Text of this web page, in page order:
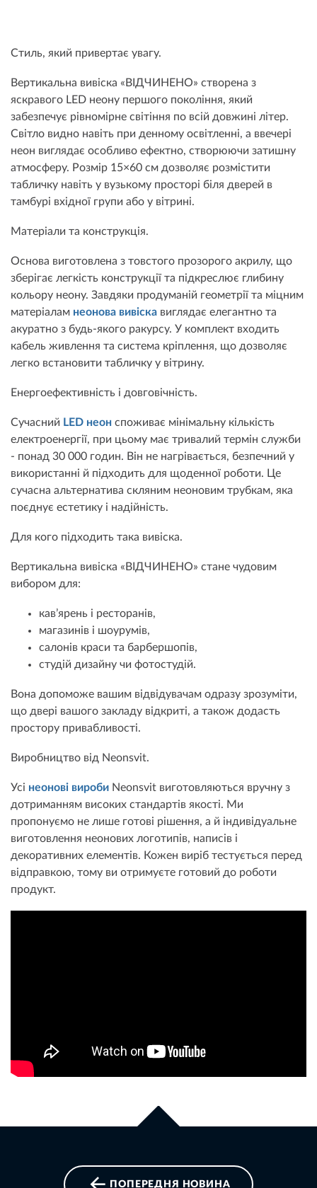
Стиль, який привертає увагу.
Вертикальна вивіска «ВІДЧИНЕНО» створена з
яскравого LED неону першого покоління, який
забезпечує рівномірне світіння по всій довжині літер.
Світло видно навіть при денному освітленні, а ввечері
неон виглядає особливо ефектно, створюючи затишну
атмосферу. Розмір 15×60 см дозволяє розмістити
табличку навіть у вузькому просторі біля дверей в
тамбурі вхідної групи або у вітрині.
Матеріали та конструкція.
Основа виготовлена з товстого прозорого акрилу, що
зберігає легкість конструкції та підкреслює глибину
кольору неону. Завдяки продуманій геометрії та міцним
матеріалам неонова вивіска виглядає елегантно та
акуратно з будь-якого ракурсу. У комплект входить
кабель живлення та система кріплення, що дозволяє
легко встановити табличку у вітрину.
Енергоефективність і довговічність.
Сучасний LED неон споживає мінімальну кількість
електроенергії, при цьому має тривалий термін служби
- понад 30 000 годин. Він не нагрівається, безпечний у
використанні й підходить для щоденної роботи. Це
сучасна альтернатива скляним неоновим трубкам, яка
поєднує естетику і надійність.
Для кого підходить така вивіска.
Вертикальна вивіска «ВІДЧИНЕНО» стане чудовим
вибором для:
кав’ярень і ресторанів,
магазинів і шоурумів,
салонів краси та барбершопів,
студій дизайну чи фотостудій.
Вона допоможе вашим відвідувачам одразу зрозуміти,
що двері вашого закладу відкриті, а також додасть
простору привабливості.
Виробництво від Neonsvit.
Усі неонові вироби Neonsvit виготовляються вручну з
дотриманням високих стандартів якості. Ми
пропонуємо не лише готові рішення, а й індивідуальне
виготовлення неонових логотипів, написів і
декоративних елементів. Кожен виріб тестується перед
відправкою, тому ви отримуєте готовий до роботи
продукт.
ПОПЕРЕДНЯ НОВИНА